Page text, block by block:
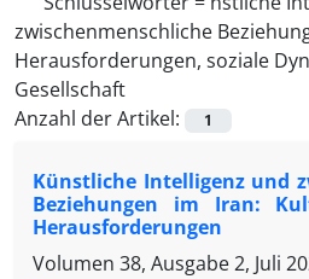
zwischenmenschliche
Herausforderungen, soziale
Gesellschaft
Anzahl der Artikel:
1
Künstliche Intelligenz und
Beziehungen im Iran:
Herausforderungen
Volumen 38, Ausgabe 2, Juli